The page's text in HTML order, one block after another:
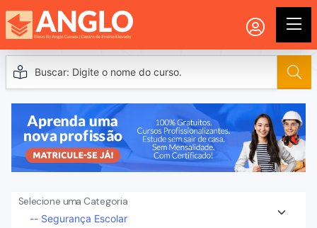
Selecione uma Categoria